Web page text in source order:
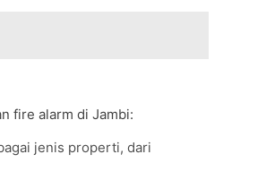
fire alarm di Jambi:
jenis properti, dari